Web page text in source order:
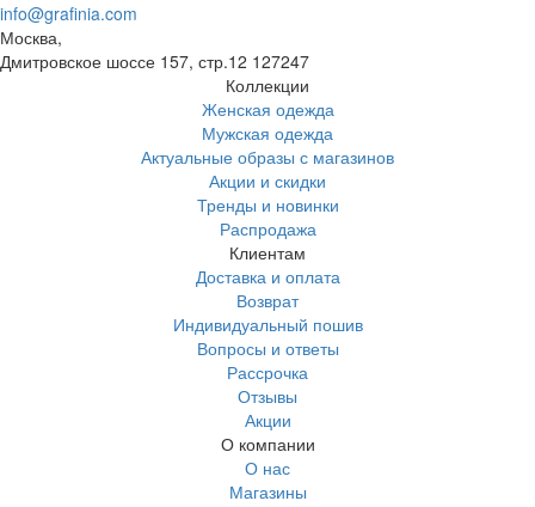
info@grafinia.com
Москва,
Дмитровское шоссе 157, стр.12 127247
Коллекции
Женская одежда
Мужская одежда
Актуальные образы с магазинов
Акции и скидки
Тренды и новинки
Распродажа
Клиентам
Доставка и оплата
Возврат
Индивидуальный пошив
Вопросы и ответы
Рассрочка
Отзывы
Акции
О компании
О нас
Магазины